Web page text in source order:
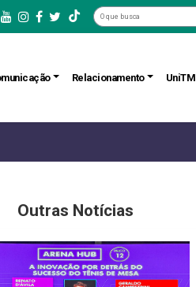
Relacionamento UniTM
Outras Notícias